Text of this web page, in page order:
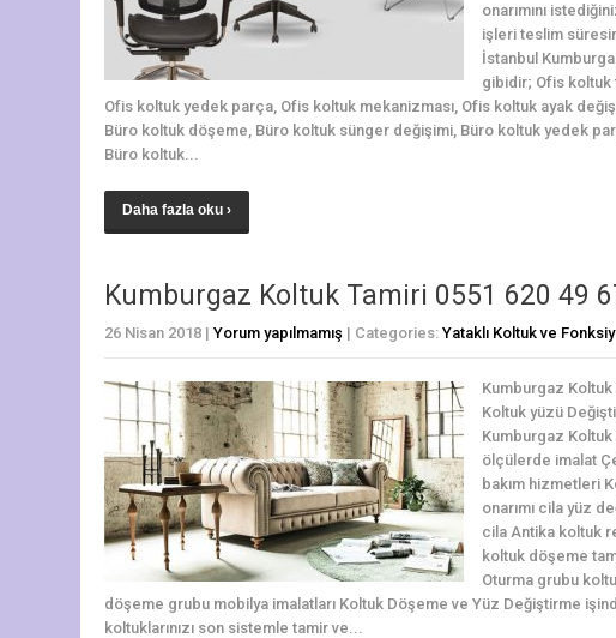
onarımını
işleri teslim
İstanbul
gibidir; Ofis koltuk
Ofis koltuk yedek parça, Ofis koltuk mekanizması, Ofis koltuk ayak
Büro koltuk döşeme, Büro koltuk sünger değişimi, Büro koltuk yedek
Büro koltuk...
Daha fazla oku ›
Kumburgaz Koltuk Tamiri 0551 620 49
26 Nisan 2018 | Yorum yapılmamış | Categories: Yataklı Koltuk ve
Kumburgaz Koltuk
Koltuk yüzü
Kumburgaz Koltuk
ölçülerde imalat
bakım hizmetleri
onarımı cila yüz
cila Antika koltuk
koltuk döşeme
Oturma grubu
döşeme grubu mobilya imalatları Koltuk Döşeme ve Yüz Değiştirme
koltuklarınızı son sistemle tamir ve...